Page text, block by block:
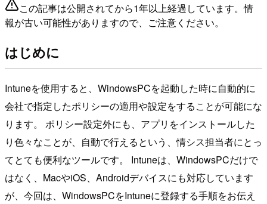
この記事は公開されてから1年以上経過しています。情
報が古い可能性がありますので、ご注意ください。
はじめに
Intuneを使用すると、WindowsPCを起動した時に自動的に
会社で指定したポリシーの適用や設定をすることが可能にな
ります。 ポリシー設定外にも、アプリをインストールした
り色々なことが、自動で行えるという、情シス担当者にとっ
てとても便利なツールです。 Intuneは、WindowsPCだけで
はなく、MacやiOS、Androidデバイスにも対応しています
が、今回は、WindowsPCをIntuneに登録する手順をお伝え